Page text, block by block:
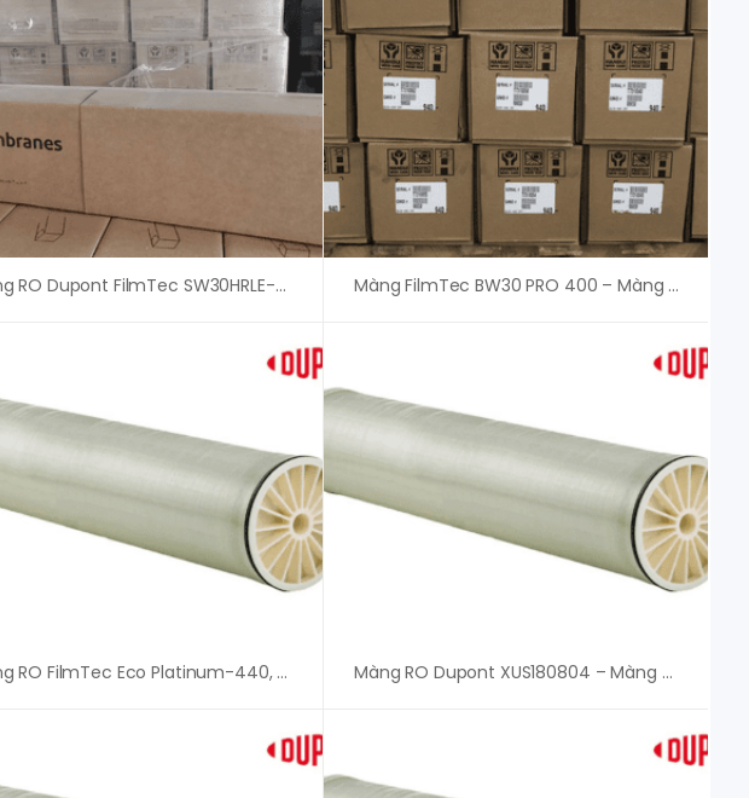
Màng RO Dupont FilmTec SW30HRLE-440i – An Vi Group Màng FilmTec BW30 PRO 400 – Màng RO Dupont
Màng RO FilmTec Eco Platinum-440, Chính Hãng Màng RO Dupont XUS180804 – Màng RO Dupont FilmTec